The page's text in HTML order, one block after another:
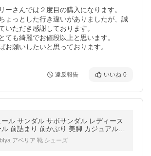
ーさんでは２度目の購入になります。
ょっとした行き違いがありましたが、誠
いただき感謝しております。
ても綺麗でお値段以上と思います。
お願いしたいと思っております。
違反報告 いいね 0
ール サンダル サボサンダル レディース
ル 前詰まり 前かぶり 美脚 カジュアル
ボ tk19972
アベリア 靴 シューズ